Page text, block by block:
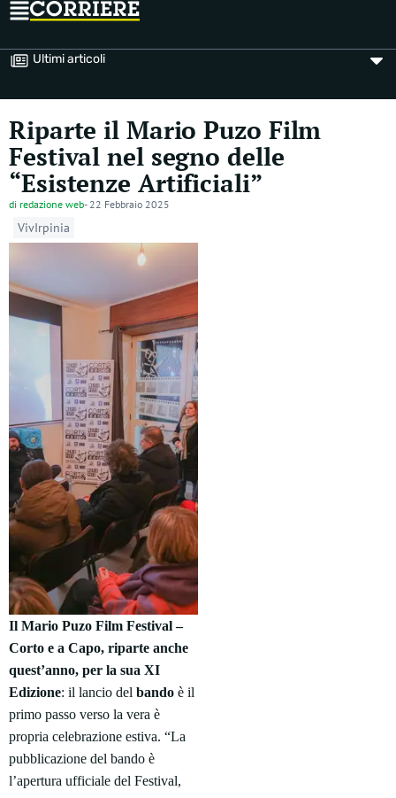
Ultimi articoli
Riparte il Mario Puzo Film
Festival nel segno delle
“Esistenze Artificiali”
di redazione web- 22 Febbraio 2025
VivIrpinia
Il Mario Puzo Film Festival –
Corto e a Capo, riparte anche
quest’anno, per la sua XI
Edizione: il lancio del bando è il
primo passo verso la vera è
propria celebrazione estiva. “La
pubblicazione del bando è
l’apertura ufficiale del Festival,